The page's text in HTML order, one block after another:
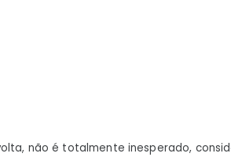
não é totalmente inesperado,